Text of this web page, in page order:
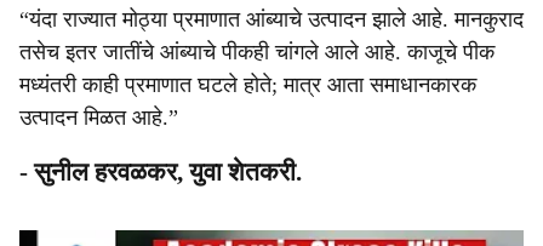
“यंदा राज्यात मोठ्या प्रमाणात आंब्याचे उत्पादन झाले आहे. मानकुराद
तसेच इतर जातींचे आंब्याचे पीकही चांगले आले आहे. काजूचे पीक
मध्यंतरी काही प्रमाणात घटले होते; मात्र आता समाधानकारक
उत्पादन मिळत आहे.”
- सुनील हरवळकर, युवा शेतकरी.